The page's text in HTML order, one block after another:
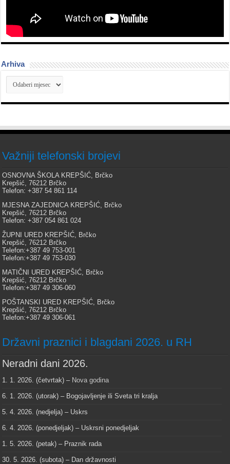
Arhiva
Arhiva
Važniji telefonski brojevi
OSNOVNA ŠKOLA KREPŠIĆ, Brčko
Krepšić, 76212 Brčko
Telefon: +387 54 861 114
MJESNA ZAJEDNICA KREPŠIĆ, Brčko
Krepšić, 76212 Brčko
Telefon: +387 054 861 024
ŽUPNI URED KREPŠIĆ, Brčko
Krepšić, 76212 Brčko
Telefon:+387 49 753-001
Telefon:+387 49 753-030
MATIČNI URED KREPŠIĆ, Brčko
Krepšić, 76212 Brčko
Telefon:+387 49 306-060
POŠTANSKI URED KREPŠIĆ, Brčko
Krepšić, 76212 Brčko
Telefon:+387 49 306-061
Državni praznici i blagdani 2026. u RH
Neradni dani 2026.
1. 1. 2026. (četvrtak) – Nova godina
6. 1. 2026. (utorak) – Bogojavljenje ili Sveta tri kralja
5. 4. 2026. (nedjelja) – Uskrs
6. 4. 2026. (ponedjeljak) – Uskrsni ponedjeljak
1. 5. 2026. (petak) – Praznik rada
30. 5. 2026. (subota) – Dan državnosti